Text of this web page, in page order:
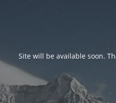
Site will be available soon.